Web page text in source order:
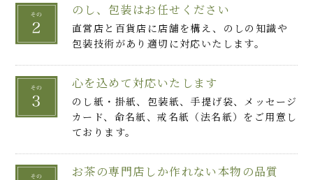
のし、包装はお任せください
直営店と百貨店に店舗を構え、のしの知識や
包装技術があり適切に対応いたします。
心を込めて対応いたします
のし紙・掛紙、包装紙、手提げ袋、メッセージ
カード、命名紙、戒名紙（法名紙）をご用意し
ております。
お茶の専門店しか作れない本物の品質